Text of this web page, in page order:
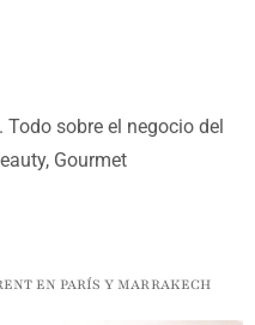
sobre el negocio del
Gourmet
EN PARÍS Y MARRAKECH